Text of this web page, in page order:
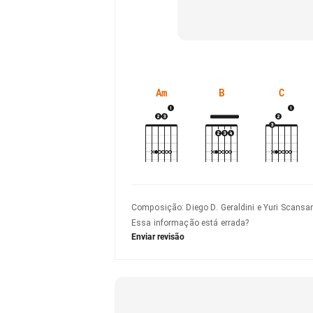
Am B C
Composição: Diego D. Geraldini e Yuri
Essa informação está errada?
Enviar revisão